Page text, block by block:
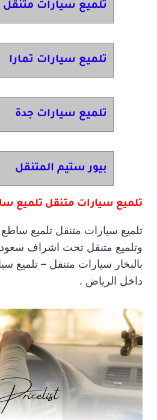
تلميع سيارات
تلميع سيارات تمارا
تلميع سيارات جدة
بيور ستيم المتنقل
تلميع سيارات متنقل تلميع
تلميع سيارات متنقل تلميع
وتلميع متنقل تحت اشراف
بالبخار سيارات متنقل – تلميع
داخل الرياض .